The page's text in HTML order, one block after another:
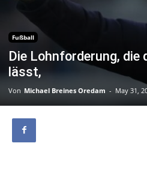
Fußball
Die Lohnforderung, die
lässt,
Von Michael Breines Oredam - May 31,